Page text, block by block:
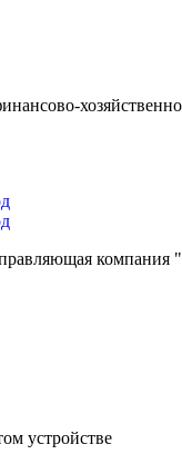
компания
устройстве